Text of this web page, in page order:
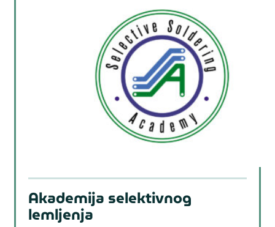
Akademija selektivnog
lemljenja